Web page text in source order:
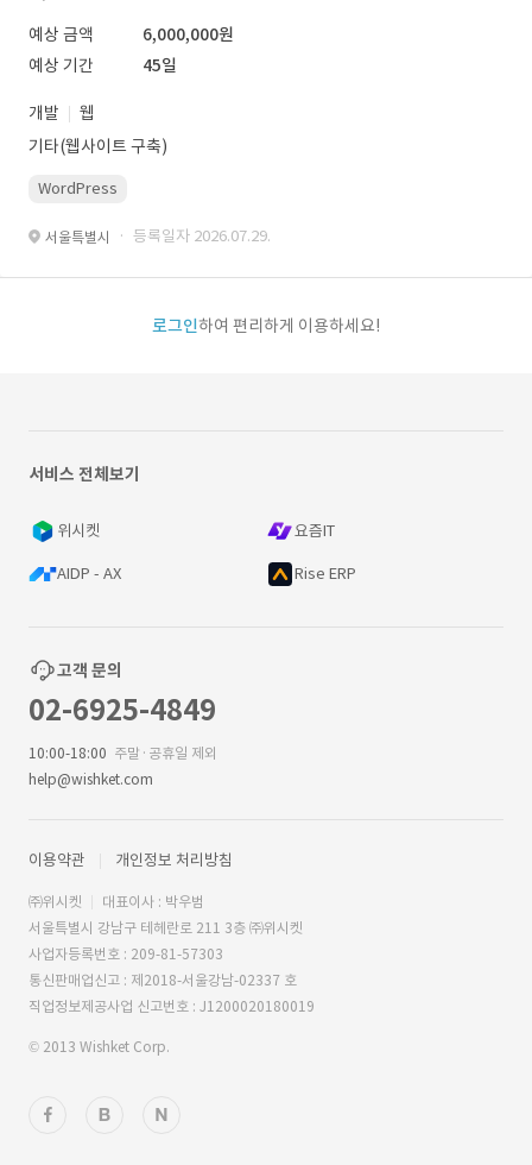
예상 금액
6,000,000원
예상 기간
45일
개발
웹
기타(웹사이트 구축)
WordPress
서울특별시 · 등록일자 2026.07.29.
로그인하여 편리하게 이용하세요!
서비스 전체보기
위시켓 요즘IT
AIDP - AX Rise ERP
고객 문의
02-6925-4849
10:00-18:00 주말·공휴일 제외
help@wishket.com
이용약관 개인정보 처리방침
㈜위시켓
대표이사 : 박우범
서울특별시 강남구 테헤란로 211 3층 ㈜위시켓
사업자등록번호 : 209-81-57303
통신판매업신고 : 제2018-서울강남-02337 호
직업정보제공사업 신고번호 : J1200020180019
© 2013 Wishket Corp.